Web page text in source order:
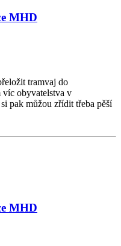
MHD
tramvaj do
víc obyvatelstva v
pak můžou zřídit třeba pěší
MHD